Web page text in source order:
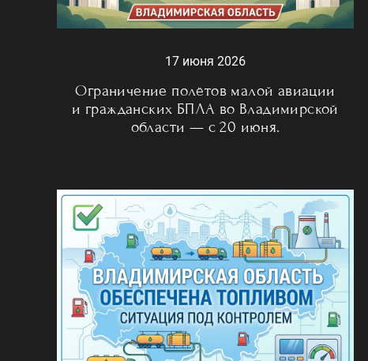
17 июня 2026
Ограничение полётов малой авиации
и гражданских БПЛА во Владимирской
области — с 20 июня.